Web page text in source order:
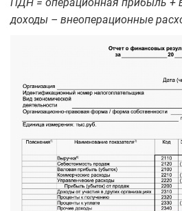
доходы – внеоперационные